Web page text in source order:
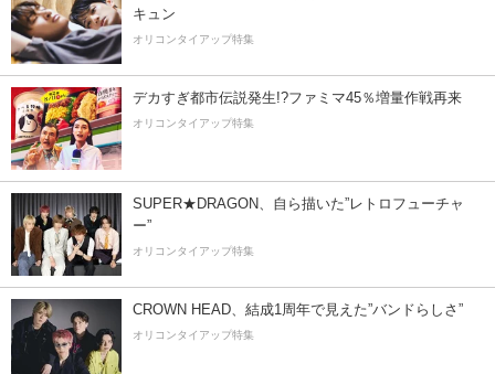
キュン
オリコンタイアップ特集
デカすぎ都市伝説発生!?ファミマ45％増量作戦再来
オリコンタイアップ特集
SUPER★DRAGON、自ら描いた”レトロフューチャ
ー”
オリコンタイアップ特集
CROWN HEAD、結成1周年で見えた”バンドらしさ”
オリコンタイアップ特集